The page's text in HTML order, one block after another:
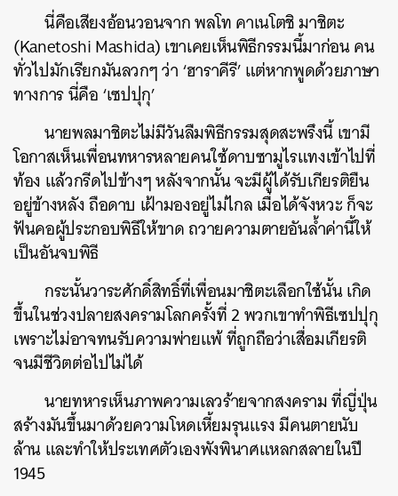
นี่คือเสียงอ้อนวอนจาก พลโท คาเนโตชิ มาชิตะ
(Kanetoshi Mashida) เขาเคยเห็นพิธีกรรมนี้มาก่อน คน
ทั่วไปมักเรียกมันลวกๆ ว่า ‘ฮาราคีรี’ แต่หากพูดด้วยภาษา
ทางการ นี่คือ ‘เซปปุกุ’
นายพลมาชิตะไม่มีวันลืมพิธีกรรมสุดสะพรึงนี้ เขามี
โอกาสเห็นเพื่อนทหารหลายคนใช้ดาบซามูไรแทงเข้าไปที่
ท้อง แล้วกรีดไปข้างๆ หลังจากนั้น จะมีผู้ได้รับเกียรติยืน
อยู่ข้างหลัง ถือดาบ เฝ้ามองอยู่ไม่ไกล เมื่อได้จังหวะ ก็จะ
ฟันคอผู้ประกอบพิธีให้ขาด ถวายความตายอันล้ำค่านี้ให้
เป็นอันจบพิธี
กระนั้นวาระศักดิ์สิทธิ์ที่เพื่อนมาชิตะเลือกใช้นั้น เกิด
ขึ้นในช่วงปลายสงครามโลกครั้งที่ 2 พวกเขาทำพิธีเซปปุกุ
เพราะไม่อาจทนรับความพ่ายแพ้ ที่ถูกถือว่าเสื่อมเกียรติ
จนมีชีวิตต่อไปไม่ได้
นายทหารเห็นภาพความเลวร้ายจากสงคราม ที่ญี่ปุ่น
สร้างมันขึ้นมาด้วยความโหดเหี้ยมรุนแรง มีคนตายนับ
ล้าน และทำให้ประเทศตัวเองพังพินาศแหลกสลายในปี
1945